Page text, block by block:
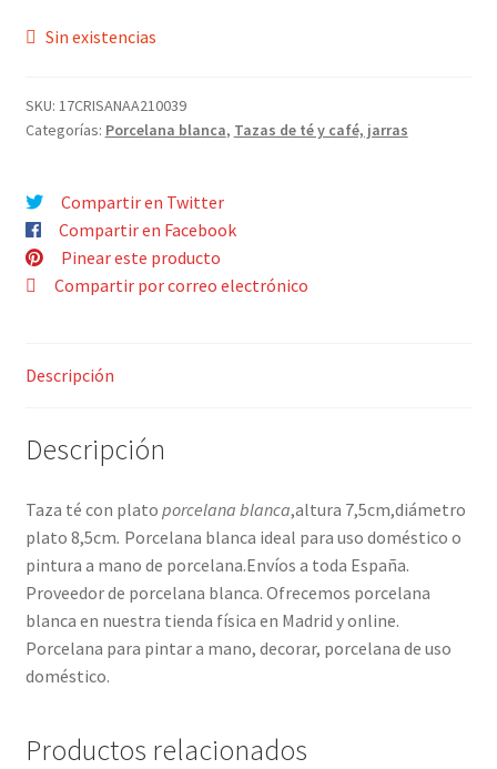
Contacto
Sin existencias
SKU: 17CRISANAA210039
Categorías: Porcelana blanca, Tazas de té y café, jarras
Compartir en Twitter
Compartir en Facebook
Pinear este producto
Compartir por correo electrónico
Descripción
Descripción
Taza té con plato porcelana blanca,altura 7,5cm,diámetro
plato 8,5cm. Porcelana blanca ideal para uso doméstico o
pintura a mano de porcelana.Envíos a toda España.
Proveedor de porcelana blanca. Ofrecemos porcelana
blanca en nuestra tienda física en Madrid y online.
Porcelana para pintar a mano, decorar, porcelana de uso
doméstico.
Productos relacionados